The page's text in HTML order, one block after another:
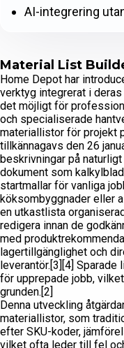
Material List
Home Depot har
verktyg integrerat i
det möjligt för
och specialiserade
materiallistor för projekt
tillkännagavs den 26
beskrivningar på
dokument som
startmallar för vanliga
köksombyggnader eller
en utkastlista
redigera innan de
med
lagertillgänglighet och
leverantör.[3][4]
för upprepade jobb,
grunden.[2]
Denna utveckling
materiallistor, som
efter SKU-koder,
vilket ofta leder till fel
AI-integrering